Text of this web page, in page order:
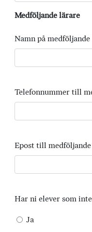
Medföljande lärare
Namn på
Telefonnummer till
Epost till
Har ni elever som
Ja